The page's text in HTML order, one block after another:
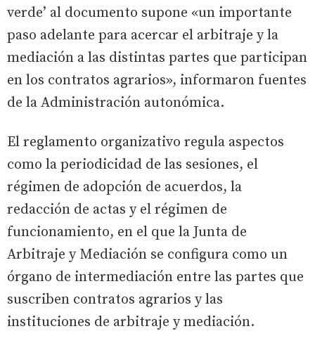
verde’ al documento supone «un importante
paso adelante para acercar el arbitraje y la
mediación a las distintas partes que participan
en los contratos agrarios», informaron fuentes
de la Administración autonómica.
El reglamento organizativo regula aspectos
como la periodicidad de las sesiones, el
régimen de adopción de acuerdos, la
redacción de actas y el régimen de
funcionamiento, en el que la Junta de
Arbitraje y Mediación se configura como un
órgano de intermediación entre las partes que
suscriben contratos agrarios y las
instituciones de arbitraje y mediación.